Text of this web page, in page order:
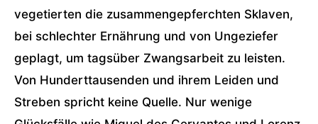
vegetierten die zusammengepferchten Sklaven,
bei schlechter Ernährung und von Ungeziefer
geplagt, um tagsüber Zwangsarbeit zu leisten.
Von Hunderttausenden und ihrem Leiden und
Streben spricht keine Quelle. Nur wenige